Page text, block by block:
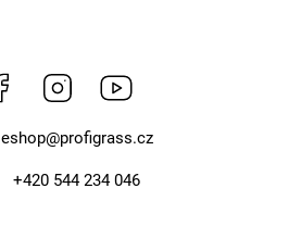
Facebook Instagram
eshop@profigrass.cz
+420 544 234 046